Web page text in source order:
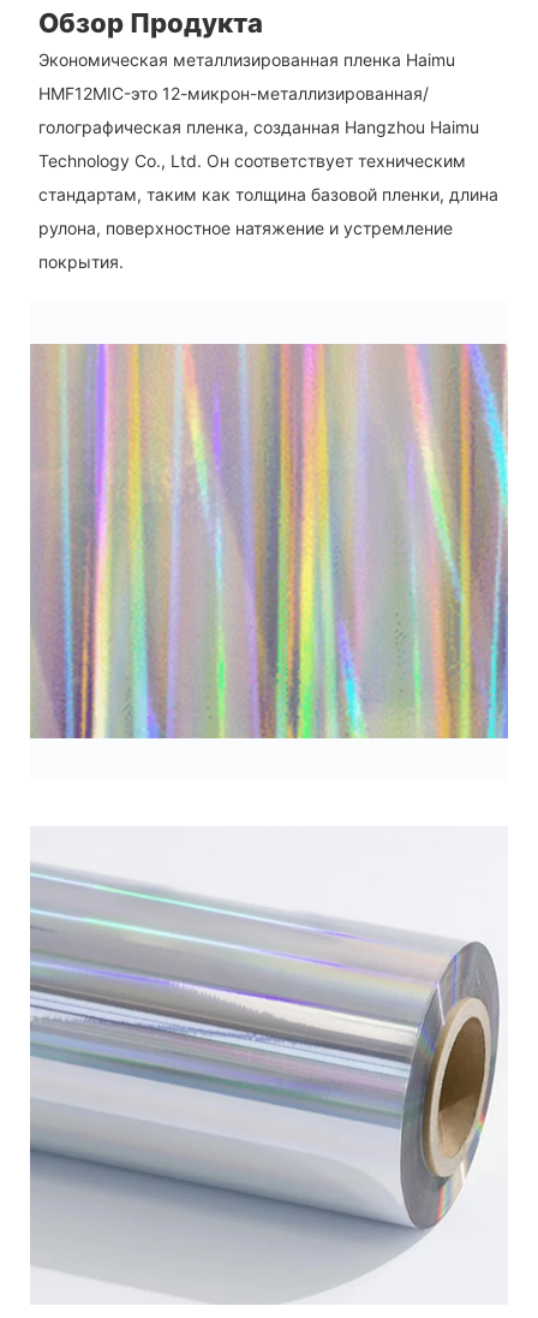
Обзор Продукта
Экономическая металлизированная пленка Haimu
HMF12MIC-это 12-микрон-металлизированная/
голографическая пленка, созданная Hangzhou Haimu
Technology Co., Ltd. Он соответствует техническим
стандартам, таким как толщина базовой пленки, длина
рулона, поверхностное натяжение и устремление
покрытия.